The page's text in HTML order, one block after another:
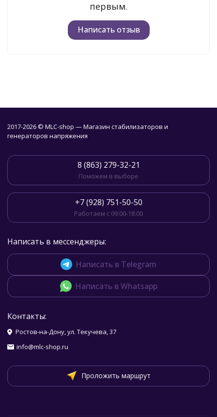
первым.
Написать отзыв
2017-2026 © MLC-shop — Магазин стабилизаторов и
генераторов напряжения
8 (863) 279-32-21
Поможем в выборе
+7 (928) 751-50-50
Работаем с 09:00-18:00
Написать в мессенджеры:
Написать в Telegram
Написать в Whatsapp
Контакты:
Ростов-на-Дону, ул. Текучева, 37
info@mlc-shop.ru
Проложить маршрут